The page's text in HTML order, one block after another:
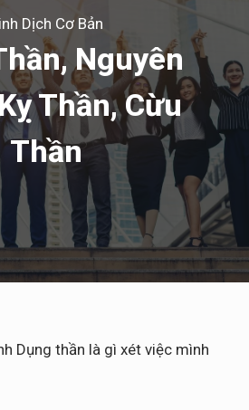
Dịch Cơ Bản
Nguyên
Thần, Cừu
Thần
Dụng thần là gì xét việc mình